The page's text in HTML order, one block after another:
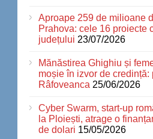
Aproape 259 de milioane
Prahova: cele 16 proiecte
județului 23/07/2026
Mănăstirea Ghighiu și
moșie în izvor de credință:
Râfoveanca 25/06/2026
Cyber Swarm, start-up
la Ploiești, atrage o
de dolari 15/05/2026